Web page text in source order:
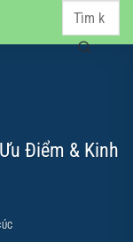
Điểm & Kinh